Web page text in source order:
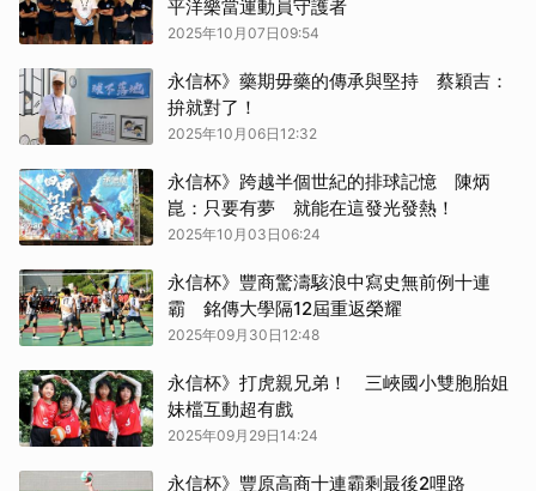
平洋樂當運動員守護者
2025年10月07日09:54
永信杯》藥期毋藥的傳承與堅持 蔡穎吉：
拚就對了！
2025年10月06日12:32
永信杯》跨越半個世紀的排球記憶 陳炳
崑：只要有夢 就能在這發光發熱！
2025年10月03日06:24
永信杯》豐商驚濤駭浪中寫史無前例十連
霸 銘傳大學隔12屆重返榮耀
2025年09月30日12:48
永信杯》打虎親兄弟！ 三峽國小雙胞胎姐
妹檔互動超有戲
2025年09月29日14:24
永信杯》豐原高商十連霸剩最後2哩路